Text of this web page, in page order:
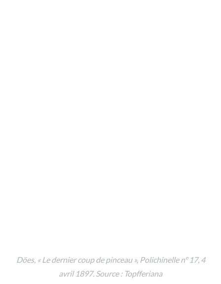
Döes, « Le dernier coup de pinceau », Polichinellen° 17, 4
avril 1897. Source : Topfferiana